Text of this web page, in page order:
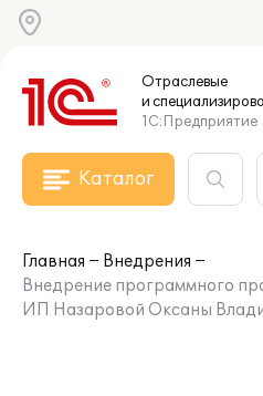
Отраслевые
и
1С:Предприятие
Каталог
Главная
Внедрения
Внедрение программного
ИП Назаровой Оксаны